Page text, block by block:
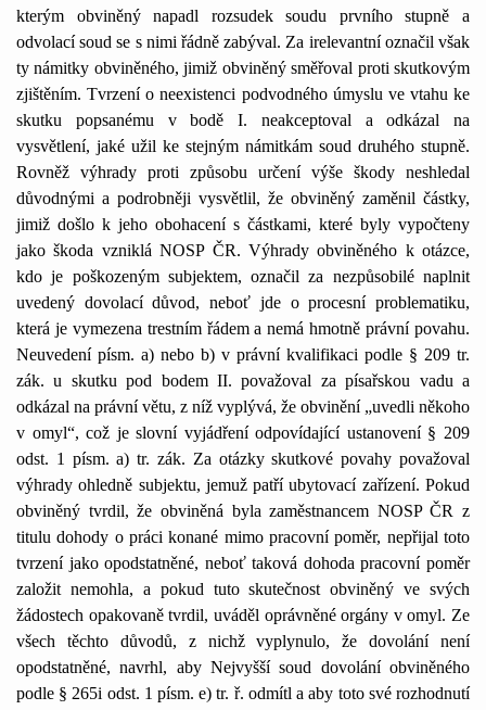
kterým obviněný napadl rozsudek soudu prvního stupně a
odvolací soud se s nimi řádně zabýval. Za irelevantní označil však
ty námitky obviněného, jimiž obviněný směřoval proti skutkovým
zjištěním. Tvrzení o neexistenci podvodného úmyslu ve vtahu ke
skutku popsanému v bodě I. neakceptoval a odkázal na
vysvětlení, jaké užil ke stejným námitkám soud druhého stupně.
Rovněž výhrady proti způsobu určení výše škody neshledal
důvodnými a podrobněji vysvětlil, že obviněný zaměnil částky,
jimiž došlo k jeho obohacení s částkami, které byly vypočteny
jako škoda vzniklá NOSP ČR. Výhrady obviněného k otázce,
kdo je poškozeným subjektem, označil za nezpůsobilé naplnit
uvedený dovolací důvod, neboť jde o procesní problematiku,
která je vymezena trestním řádem a nemá hmotně právní povahu.
Neuvedení písm. a) nebo b) v právní kvalifikaci podle § 209 tr.
zák. u skutku pod bodem II. považoval za písařskou vadu a
odkázal na právní větu, z níž vyplývá, že obvinění „uvedli někoho
v omyl“, což je slovní vyjádření odpovídající ustanovení § 209
odst. 1 písm. a) tr. zák. Za otázky skutkové povahy považoval
výhrady ohledně subjektu, jemuž patří ubytovací zařízení. Pokud
obviněný tvrdil, že obviněná byla zaměstnancem NOSP ČR z
titulu dohody o práci konané mimo pracovní poměr, nepřijal toto
tvrzení jako opodstatněné, neboť taková dohoda pracovní poměr
založit nemohla, a pokud tuto skutečnost obviněný ve svých
žádostech opakovaně tvrdil, uváděl oprávněné orgány v omyl. Ze
všech těchto důvodů, z nichž vyplynulo, že dovolání není
opodstatněné, navrhl, aby Nejvyšší soud dovolání obviněného
podle § 265i odst. 1 písm. e) tr. ř. odmítl a aby toto své rozhodnutí